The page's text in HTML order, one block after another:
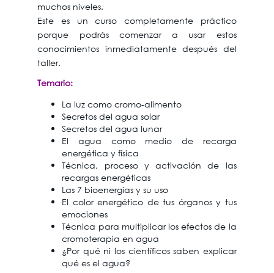
muchos niveles.
Este es un curso completamente práctico
porque podrás comenzar a usar estos
conocimientos inmediatamente después del
taller.
Temario:
La luz como cromo-alimento
Secretos del agua solar
Secretos del agua lunar
El agua como medio de recarga
energética y física
Técnica, proceso y activación de las
recargas energéticas
Las 7 bioenergías y su uso
El color energético de tus órganos y tus
emociones
Técnica para multiplicar los efectos de la
cromoterapia en agua
¿Por qué ni los científicos saben explicar
qué es el agua?